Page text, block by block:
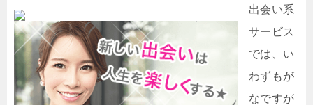
出会い系
サービス
では、い
わずもが
なですが